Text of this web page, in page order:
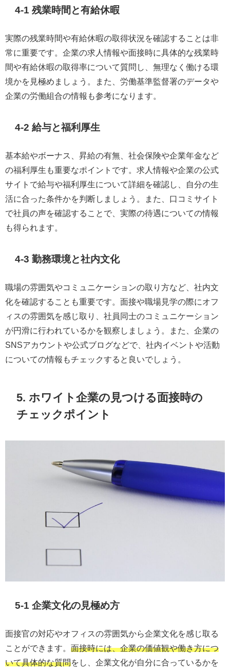
4-1 残業時間と有給休暇
実際の残業時間や有給休暇の取得状況を確認することは非
常に重要です。企業の求人情報や面接時に具体的な残業時
間や有給休暇の取得率について質問し、無理なく働ける環
境かを見極めましょう。また、労働基準監督署のデータや
企業の労働組合の情報も参考になります。
4-2 給与と福利厚生
基本給やボーナス、昇給の有無、社会保険や企業年金など
の福利厚生も重要なポイントです。求人情報や企業の公式
サイトで給与や福利厚生について詳細を確認し、自分の生
活に合った条件かを判断しましょう。また、口コミサイト
で社員の声を確認することで、実際の待遇についての情報
も得られます。
4-3 勤務環境と社内文化
職場の雰囲気やコミュニケーションの取り方など、社内文
化を確認することも重要です。面接や職場見学の際にオフ
ィスの雰囲気を感じ取り、社員同士のコミュニケーション
が円滑に行われているかを観察しましょう。また、企業の
SNSアカウントや公式ブログなどで、社内イベントや活動
についての情報もチェックすると良いでしょう。
5. ホワイト企業の見つける面接時の
チェックポイント
5-1 企業文化の見極め方
面接官の対応やオフィスの雰囲気から企業文化を感じ取る
ことができます。 面接時には、企業の価値観や働き方につ
いて具体的な質問をし、企業文化が自分に合っているかを